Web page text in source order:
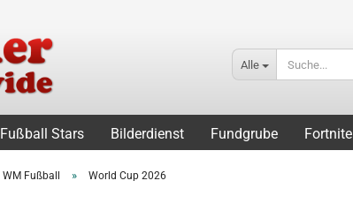
Alle
Fußball Stars Bilderdienst Fundgrube Fortnite
WM Fußball » World Cup 2026